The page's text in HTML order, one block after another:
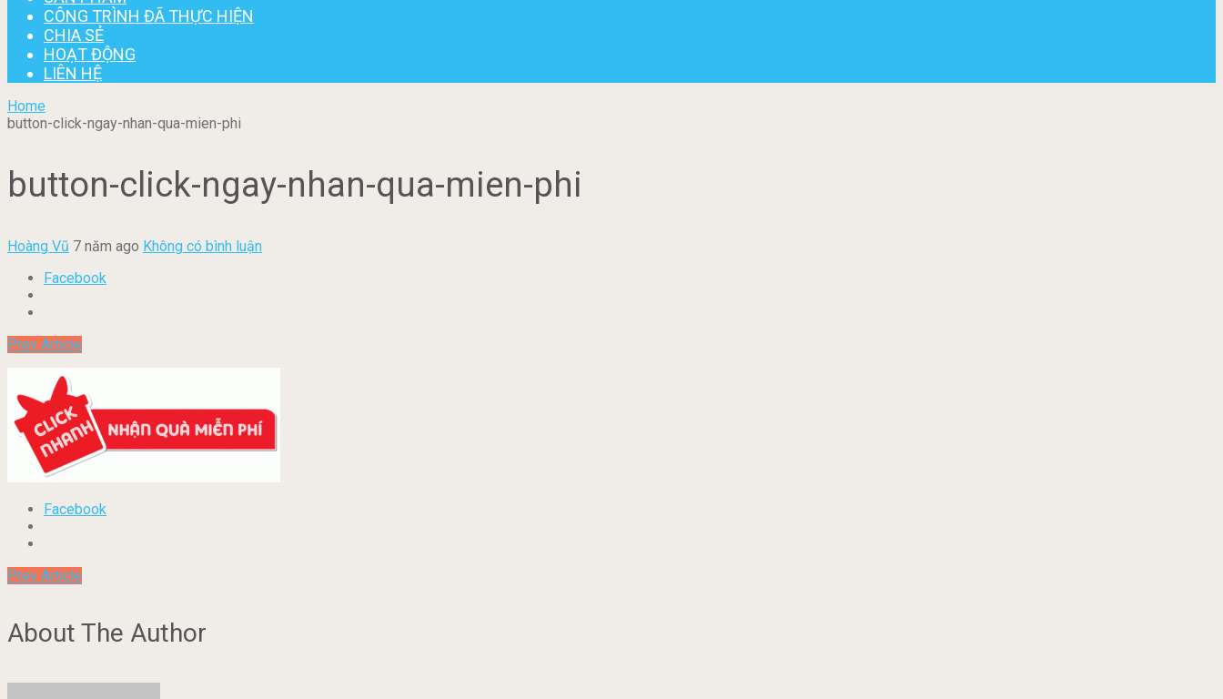
CÔNG TRÌNH ĐÃ THỰC HIỆN
CHIA SẺ
HOẠT ĐỘNG
LIÊN HỆ
Home
button-click-ngay-nhan-qua-mien-phi
button-click-ngay-nhan-qua-mien-phi
Hoàng Vũ 7 năm ago Không có bình luận
Facebook
Prev Article
Facebook
Prev Article
About The Author